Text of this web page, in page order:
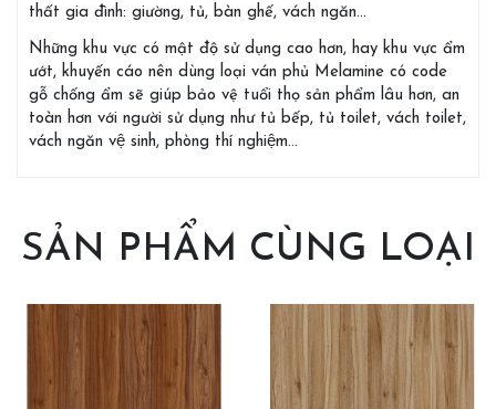
thất gia đình: giường, tủ, bàn ghế, vách ngăn…
Những khu vực có mật độ sử dụng cao hơn, hay khu vực ẩm
ướt, khuyến cáo nên dùng loại ván phủ Melamine có code
gỗ chống ẩm sẽ giúp bảo vệ tuổi thọ sản phẩm lâu hơn, an
toàn hơn với người sử dụng như tủ bếp, tủ toilet, vách toilet,
vách ngăn vệ sinh, phòng thí nghiệm…
SẢN PHẨM CÙNG LOẠI